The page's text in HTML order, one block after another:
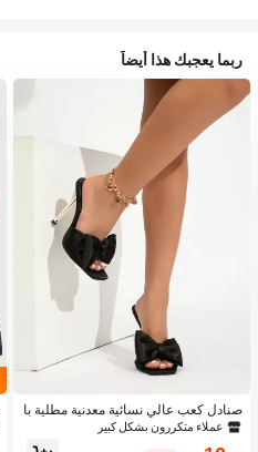
ربما يعجبك هذا أيضاً
صنادل كعب عالي نسائية معدنية مطلية با
لكهرباء، صنادل كعب عالي ذات بريق وط
عملاء متكررون بشكل كبير